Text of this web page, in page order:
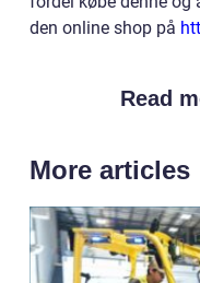
den online shop på
Read
More articles